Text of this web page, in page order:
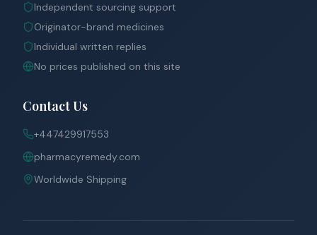
Independent sourcing support
Originator-brand medicines
Individual written replies
No prices published on this site
Contact Us
+447429917553
pharmacyremedy.com
Worldwide Shipping